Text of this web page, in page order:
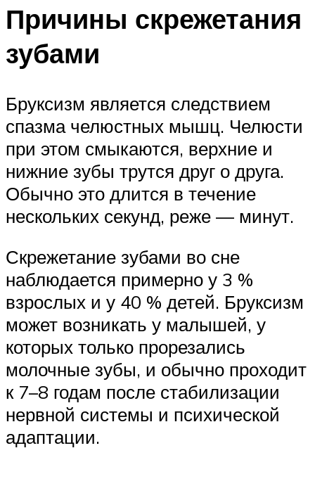
Причины скрежетания
зубами
Бруксизм является следствием
спазма челюстных мышц. Челюсти
при этом смыкаются, верхние и
нижние зубы трутся друг о друга.
Обычно это длится в течение
нескольких секунд, реже — минут.
Скрежетание зубами во сне
наблюдается примерно у 3 %
взрослых и у 40 % детей. Бруксизм
может возникать у малышей, у
которых только прорезались
молочные зубы, и обычно проходит
к 7–8 годам после стабилизации
нервной системы и психической
адаптации.